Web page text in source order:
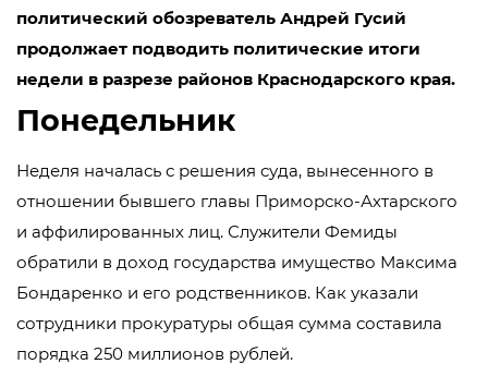
политический обозреватель Андрей Гусий
продолжает подводить политические итоги
недели в разрезе районов Краснодарского края.
Понедельник
Неделя началась с решения суда, вынесенного в
отношении бывшего главы Приморско-Ахтарского
и аффилированных лиц. Служители Фемиды
обратили в доход государства имущество Максима
Бондаренко и его родственников. Как указали
сотрудники прокуратуры общая сумма составила
порядка 250 миллионов рублей.